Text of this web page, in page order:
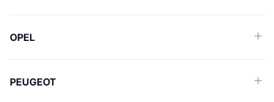
OPEL
PEUGEOT